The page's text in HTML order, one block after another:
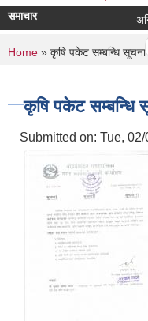
समाचार
You are here
Home » कृषि पकेट सम्बन्धि
कृषि पकेट सम्बन्धि
Submitted on: Tue,